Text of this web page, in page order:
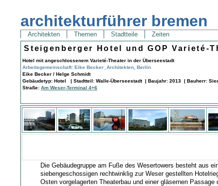
architekturführer bremen
Architekten Themen Stadtteile Zeiten
Steigenberger Hotel und GOP Varieté-
Hotel mit angeschlossenem Varieté-Theater in der Überseestadt
Arbeitsgemeinschaft: Eike Becker_Architekten, Berlin
Eike Becker / Helge Schmidt
Gebäudetyp: Hotel | Stadtteil: Walle-Überseestadt | Baujahr: 2013 | Bauherr:
Straße:Am Weser-Terminal 4+6
Die Gebäudegruppe am Fuße des Wesertowers besteht aus
siebengeschossigen rechtwinklig zur Weser gestellten
Osten vorgelagerten Theaterbau und einer gläsernen Passage